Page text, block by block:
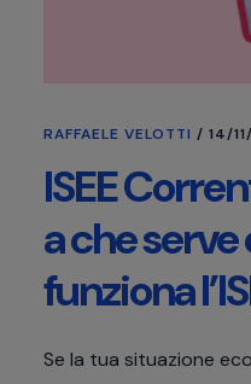
RAFFAELE VELOTTI / 14/
ISEE
a che
funziona
Se la tua situazione